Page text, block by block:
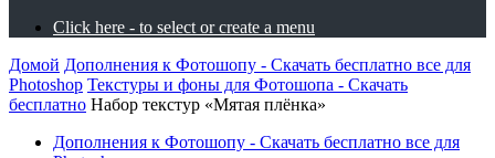
Click here - to select or create a menu
Домой Дополнения к Фотошопу - Скачать бесплатно все для
Photoshop Текстуры и фоны для Фотошопа - Скачать
бесплатно Набор текстур «Мятая плёнка»
Дополнения к Фотошопу - Скачать бесплатно все для